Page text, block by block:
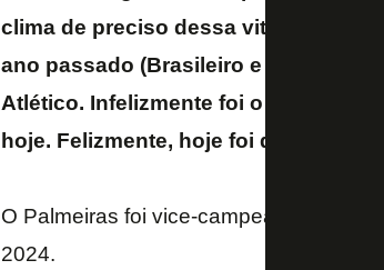
clima de preciso dessa vitória.
ano passado (Brasileiro e
Atlético. Infelizmente foi o Botafogo
hoje. Felizmente, hoje foi diferente
O Palmeiras foi vice-campeão
2024.